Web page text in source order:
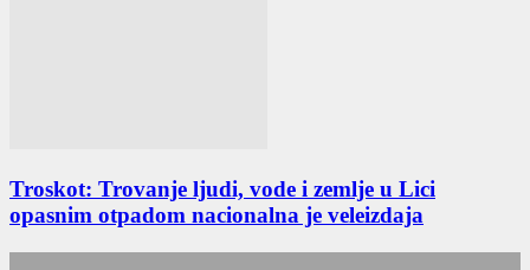
Troskot: Trovanje ljudi, vode i zemlje u Lici
opasnim otpadom nacionalna je veleizdaja